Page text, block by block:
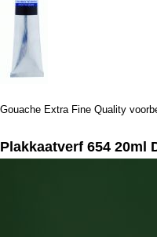
Gouache Extra Fine Quality
Plakkaatverf 654 20ml